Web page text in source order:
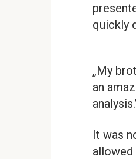
quickly
„My
an
It was
allowed